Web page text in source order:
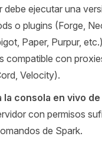
debe ejecutar una
o plugins (Forge,
Paper, Purpur,
compatible con
Velocity).
la consola en vivo de
con permisos
de Spark.